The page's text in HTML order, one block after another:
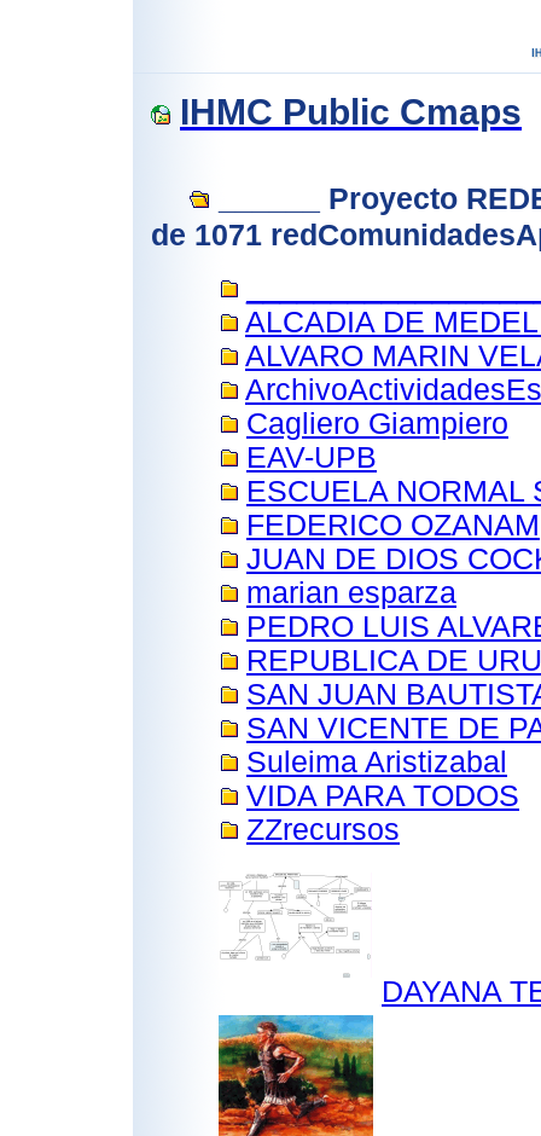
IHMC Public Cmaps
______ Proyecto
de 1071
ALCADIA DE
ALVARO MARIN
Cagliero Giampiero
EAV-UPB
ESCUELA NORMAL
FEDERICO OZANAM
JUAN DE DIOS
marian esparza
PEDRO LUIS
REPUBLICA DE
SAN JUAN
SAN VICENTE DE
Suleima Aristizabal
VIDA PARA TODOS
ZZrecursos
DAYANA